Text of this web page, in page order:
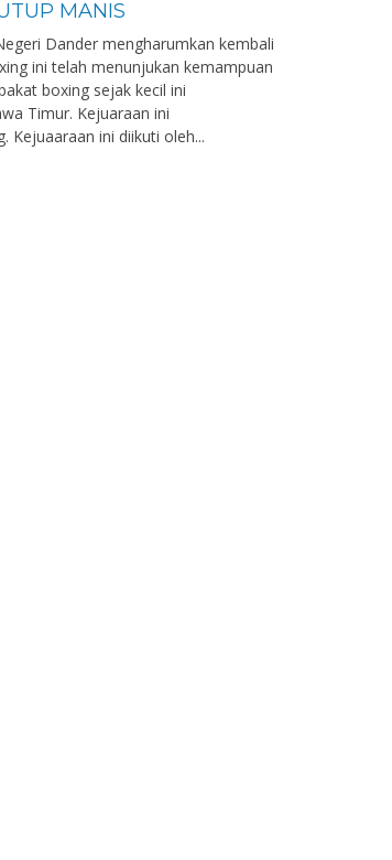
MANIS
Dander mengharumkan kembali
ini telah menunjukan kemampuan
boxing sejak kecil ini
Timur. Kejuaraan ini
Kejuaaraan ini diikuti oleh...